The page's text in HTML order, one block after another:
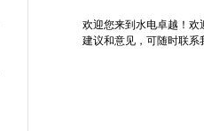
欢迎您来到水电卓越！
建议和意见，可随时联系